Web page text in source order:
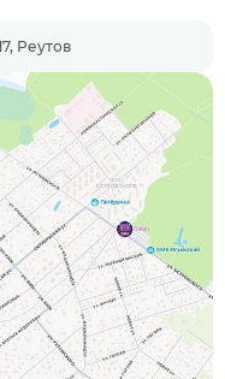
Реутов